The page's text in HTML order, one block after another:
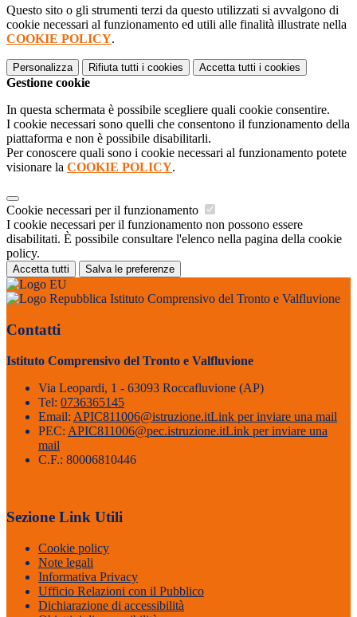
Questo sito o gli strumenti terzi da questo utilizzati si avvalgono di
cookie necessari al funzionamento ed utili alle finalità illustrate nella
COOKIE POLICY.
Personalizza Rifiuta tutti i cookies Accetta tutti i cookies
Gestione cookie
In questa schermata è possibile scegliere quali cookie consentire.
I cookie necessari sono quelli che consentono il funzionamento della
piattaforma e non è possibile disabilitarli.
Per conoscere quali sono i cookie necessari al funzionamento potete
visionare la COOKIE POLICY.
Cookie necessari per il funzionamento
I cookie necessari per il funzionamento non possono essere
disabilitati. È possibile consultare l'elenco nella pagina della cookie
policy.
Accetta tutti Salva le preferenze
Istituto Comprensivo del Tronto e Valfluvione
Contatti
Istituto Comprensivo del Tronto e Valfluvione
Via Leopardi, 1 - 63093 Roccafluvione (AP)
Tel: 0736365145
Email: APIC811006@istruzione.itLink per inviare una mail
PEC: APIC811006@pec.istruzione.itLink per inviare una
mail
C.F.: 80006810446
Sezione Link Utili
Cookie policy
Note legali
Informativa Privacy
Ufficio Relazioni con il Pubblico
Dichiarazione di accessibilità